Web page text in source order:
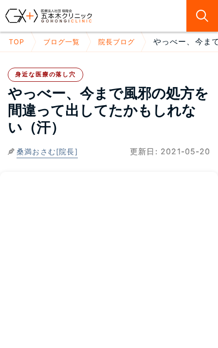
TOP ブログ一覧 院長ブログ やっべー、今ま
身近な医療の落し穴
やっべー、今まで風邪の処方を
間違って出してたかもしれな
い（汗）
桑満おさむ[院長] 更新日: 2021-05-20